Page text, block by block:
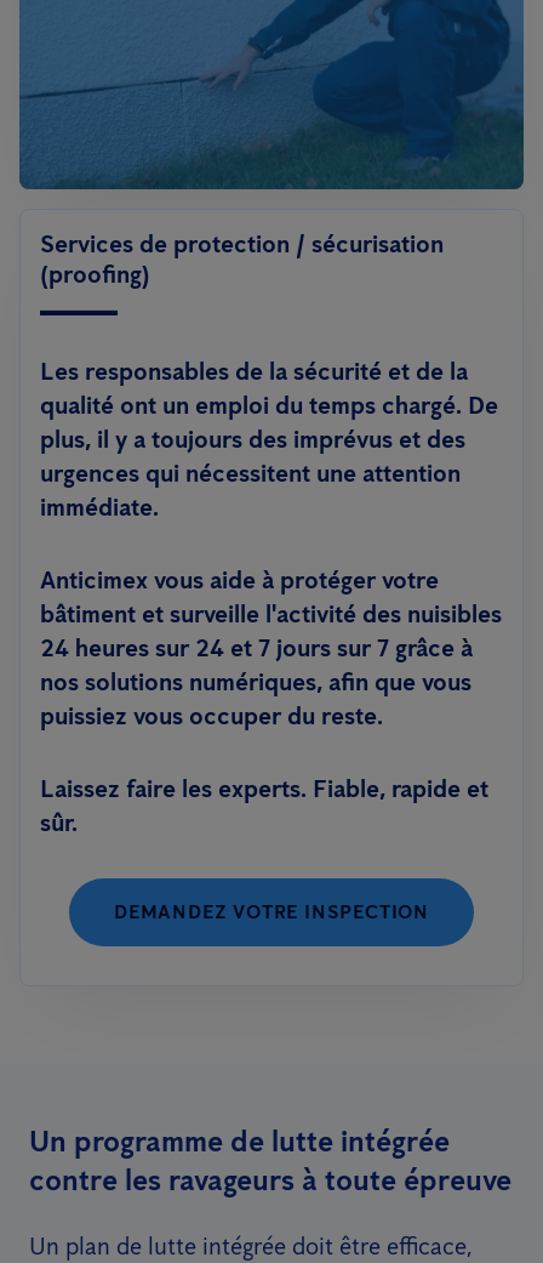
Services de protection / sécurisation
(proofing)
Les responsables de la sécurité et de la
qualité ont un emploi du temps chargé. De
plus, il y a toujours des imprévus et des
urgences qui nécessitent une attention
immédiate.
Anticimex vous aide à protéger votre
bâtiment et surveille l'activité des nuisibles
24 heures sur 24 et 7 jours sur 7 grâce à
nos solutions numériques, afin que vous
puissiez vous occuper du reste.
Laissez faire les experts. Fiable, rapide et
sûr.
DEMANDEZ VOTRE INSPECTION
Un programme de lutte intégrée
contre les ravageurs à toute épreuve
Un plan de lutte intégrée doit être efficace,